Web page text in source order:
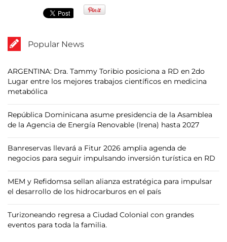
Popular News
ARGENTINA: Dra. Tammy Toribio posiciona a RD en 2do
Lugar entre los mejores trabajos científicos en medicina
metabólica
República Dominicana asume presidencia de la Asamblea
de la Agencia de Energía Renovable (Irena) hasta 2027
Banreservas llevará a Fitur 2026 amplia agenda de
negocios para seguir impulsando inversión turística en RD
MEM y Refidomsa sellan alianza estratégica para impulsar
el desarrollo de los hidrocarburos en el país
Turizoneando regresa a Ciudad Colonial con grandes
eventos para toda la familia.